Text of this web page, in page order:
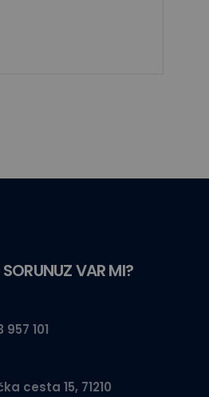
VAR MI?
957 101
cesta 15, 71210